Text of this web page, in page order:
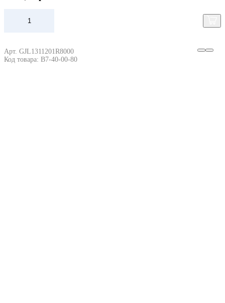
Арт. GJL1311201R8000
Код товара: B7-40-00-80